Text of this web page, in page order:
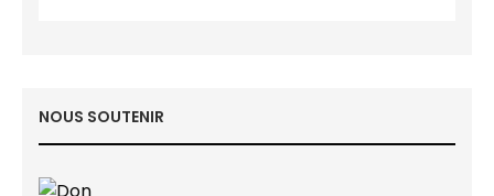
NOUS SOUTENIR